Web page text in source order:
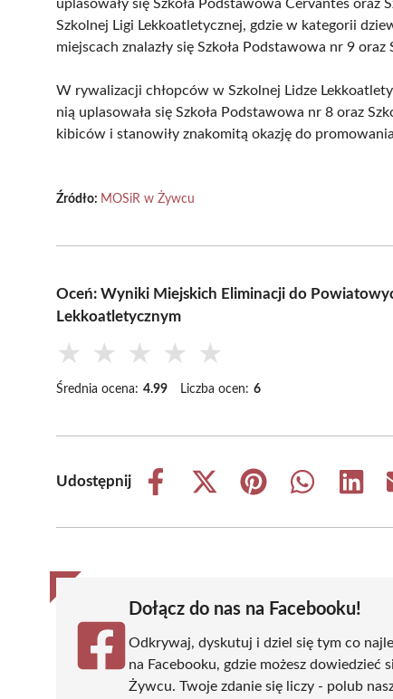
uplasowały się Szkoła Podstawowa Cervantes oraz
Szkolnej Ligi Lekkoatletycznej, gdzie w kategorii
miejscach znalazły się Szkoła Podstawowa nr 9
W rywalizacji chłopców w Szkolnej Lidze
nią uplasowała się Szkoła Podstawowa nr 8 oraz
kibiców i stanowiły znakomitą okazję do
Źródło: MOSiR w Żywcu
Oceń: Wyniki Miejskich Eliminacji do
Lekkoatletycznym
★ ★ ★ ★ ★
Średnia ocena: 4.99 Liczba ocen: 6
Udostępnij
Share
Share
(Twitter)
Share
Share
Share
Dołącz do nas na Facebooku!
Odkrywaj, dyskutuj i dziel się tym co
na Facebooku, gdzie możesz
Żywcu. Twoje zdanie się liczy - polub